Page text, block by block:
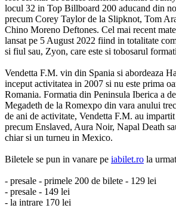
locul 32 in Top Billboard 200 aducand din
precum Corey Taylor de la Slipknot, Tom
Chino Moreno Deftones. Cel mai recent
lansat pe 5 August 2022 fiind in totalitate
si fiul sau, Zyon, care este si tobosarul
Vendetta F.M. vin din Spania si abordeaza
inceput activitatea in 2007 si nu este prima
Romania. Formatia din Peninsula Iberica a
Megadeth de la Romexpo din vara anului
de ani de activitate, Vendetta F.M. au
precum Enslaved, Aura Noir, Napal Death
chiar si un turneu in Mexico.
Biletele se pun in vanare pe iabilet.ro la
- presale - primele 200 de bilete - 129 lei
- presale - 149 lei
- la intrare 170 lei